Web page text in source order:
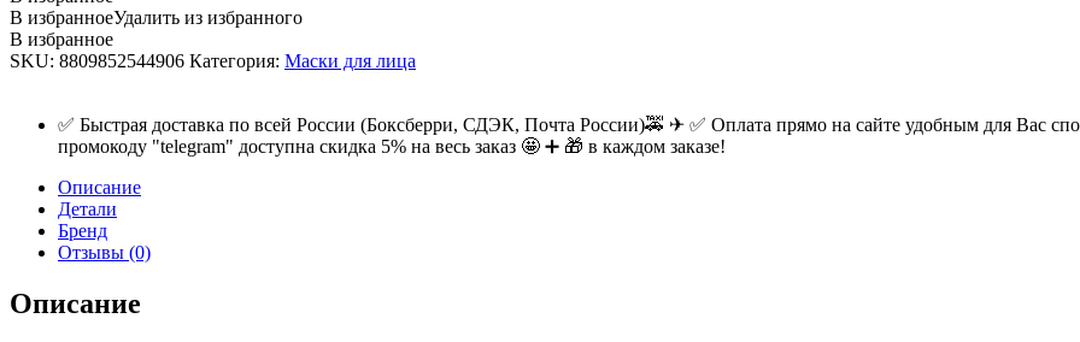
В избранноеУдалить из избранного
В избранное
SKU: 8809852544906 Категория: Маски для лица
✅ Быстрая доставка по всей России (Боксберри, СДЭК, Почта России)🚕 ✈ ✅ Оплата прямо на сайте удобным для Вас
промокоду "telegram" доступна скидка 5% на весь заказ 🤩 ➕ 🎁 в каждом заказе!
Описание
Детали
Бренд
Отзывы (0)
Описание